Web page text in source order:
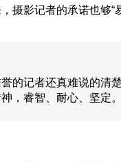
摄影记者的承诺也够“
的记者还真难说的清
，睿智、耐心、坚定